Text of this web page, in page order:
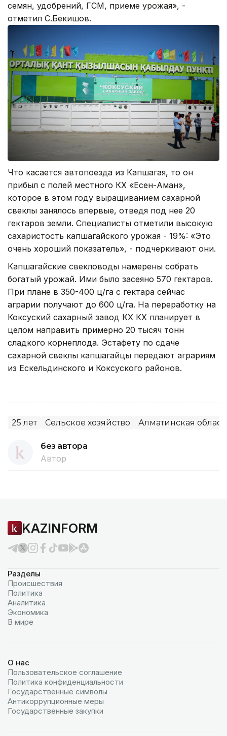
семян, удобрений, ГСМ, приеме урожая», -
отметил С.Бекишов.
Что касается автопоезда из Капшагая, то он
прибыл с полей местного КХ «Есен-Аман»,
которое в этом году выращиванием сахарной
свеклы занялось впервые, отведя под нее 20
гектаров земли. Специалисты отметили высокую
сахаристость капшагайского урожая - 19%: «Это
очень хороший показатель», - подчеркивают они.
Капшагайские свекловоды намерены собрать
богатый урожай. Ими было засеяно 570 гектаров.
При плане в 350-400 ц/га с гектара сейчас
аграрии получают до 600 ц/га. На переработку на
Коксуский сахарный завод КХ КХ планирует в
целом направить примерно 20 тысяч тонн
сладкого корнеплода. Эстафету по сдаче
сахарной свеклы капшагайцы передают аграриям
из Ескельдинского и Коксуского районов.
25 лет Сельское хозяйство Алматинская
без автора
Автор
KAZINFORM
Разделы
Происшествия
Политика
Аналитика
Экономика
В мире
О нас
Пользовательское соглашение
Политика конфиденциальности
Государственные символы
Антикоррупционные меры
Государственные закупки